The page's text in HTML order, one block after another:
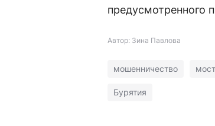
предусмотренного
Автор: Зина Павлова
мошенничество мост
Бурятия